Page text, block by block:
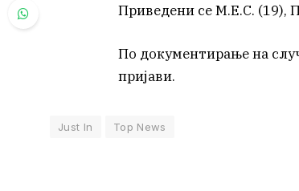
Приведени се М.Е.С. (19),
По документирање на
пријави.
Just In Top News